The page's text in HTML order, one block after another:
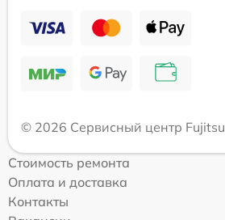
© 2026 Сервисный центр Fujitsu
Стоимость ремонта
Оплата и доставка
Контакты